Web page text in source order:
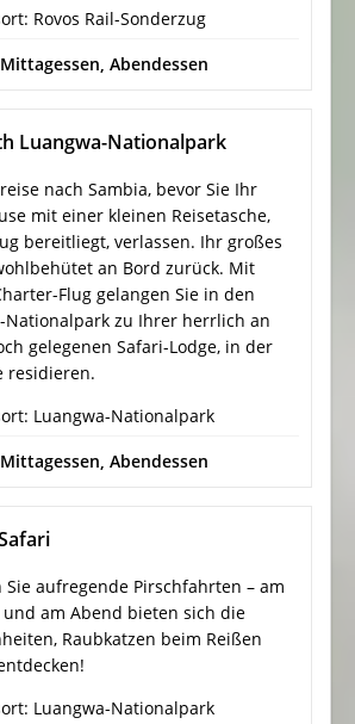
Rovos Rail-Sonderzug
Mittagessen, Abendessen
Luangwa-Nationalpark
nach Sambia, bevor Sie Ihr
mit einer kleinen Reisetasche,
bereitliegt, verlassen. Ihr großes
an Bord zurück. Mit
Flug gelangen Sie in den
Nationalpark zu Ihrer herrlich an
gelegenen Safari-Lodge, in der
residieren.
Luangwa-Nationalpark
Mittagessen, Abendessen
aufregende Pirschfahrten – am
am Abend bieten sich die
Raubkatzen beim Reißen
Luangwa-Nationalpark